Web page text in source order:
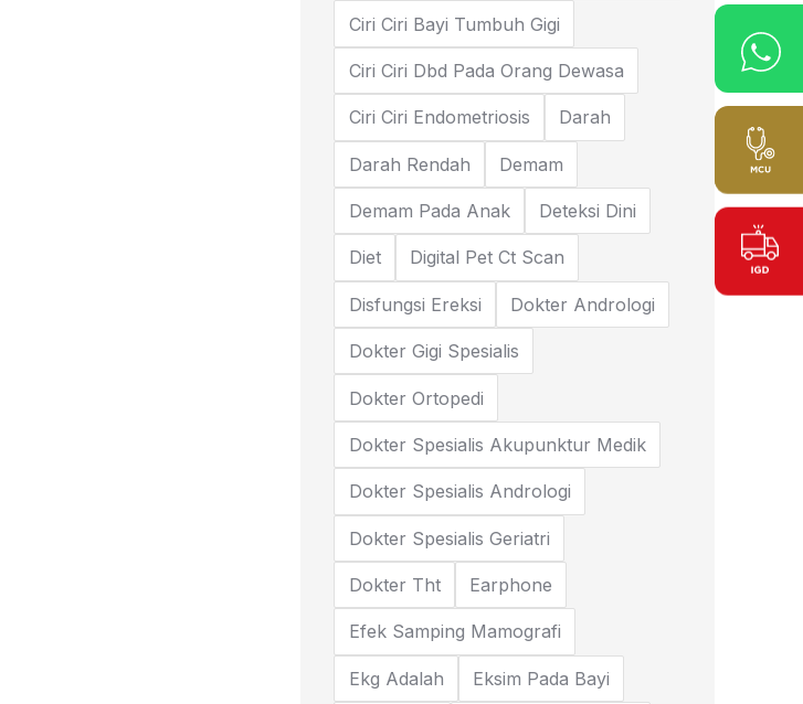
Ciri Ciri Bayi Tumbuh Gigi
Ciri Ciri Dbd Pada Orang Dewasa
Ciri Ciri Endometriosis Darah
Darah Rendah Demam
Demam Pada Anak Deteksi Dini
Diet Digital Pet Ct Scan
Disfungsi Ereksi Dokter Andrologi
Dokter Gigi Spesialis
Dokter Ortopedi
Dokter Spesialis Akupunktur Medik
Dokter Spesialis Andrologi
Dokter Spesialis Geriatri
Dokter Tht Earphone
Efek Samping Mamografi
Ekg Adalah Eksim Pada Bayi